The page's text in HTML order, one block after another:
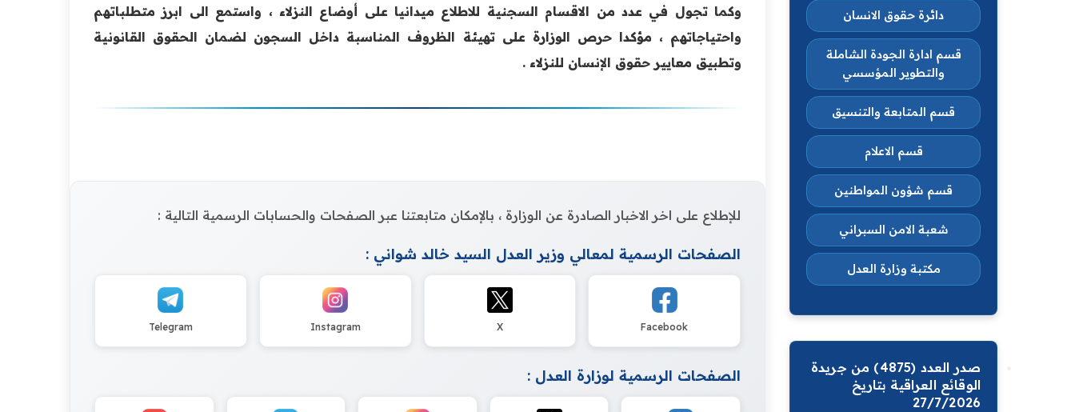
‏‏وكما تجول في عدد من الاقسام السجنية للاطلاع ميدانيا على أوضاع النزلاء ، واستمع الى ابرز متطلباتهم
واحتياجاتهم ، مؤكدا حرص الوزارة على تهيئة الظروف المناسبة داخل السجون لضمان الحقوق القانونية
وتطبيق معايير حقوق الإنسان للنزلاء .
للإطلاع على اخر الاخبار الصادرة عن الوزارة ، بالإمكان متابعتنا عبر الصفحات والحسابات الرسمية التالية :
الصفحات الرسمية لمعالي وزير العدل السيد خالد شواني :
Facebook
X
Instagram
Telegram
الصفحات الرسمية لوزارة العدل :
دائرة حقوق الانسان
قسم ادارة الجودة الشاملة
والتطوير المؤسسي
قسم المتابعة والتنسيق
قسم الاعلام
قسم شؤون المواطنين
شعبة الامن السبراني
مكتبة وزارة العدل
صدر العدد (4875) من جريدة
الوقائع العراقية بتاريخ
27/7/2026